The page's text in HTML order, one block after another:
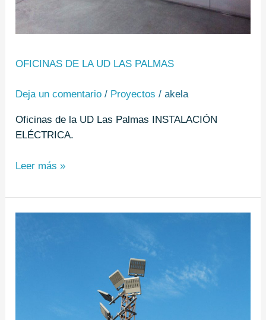
OFICINAS DE LA UD LAS PALMAS
Deja un comentario / Proyectos /akela
Oficinas de la UD Las Palmas INSTALACIÓN
ELÉCTRICA.
Leer más »